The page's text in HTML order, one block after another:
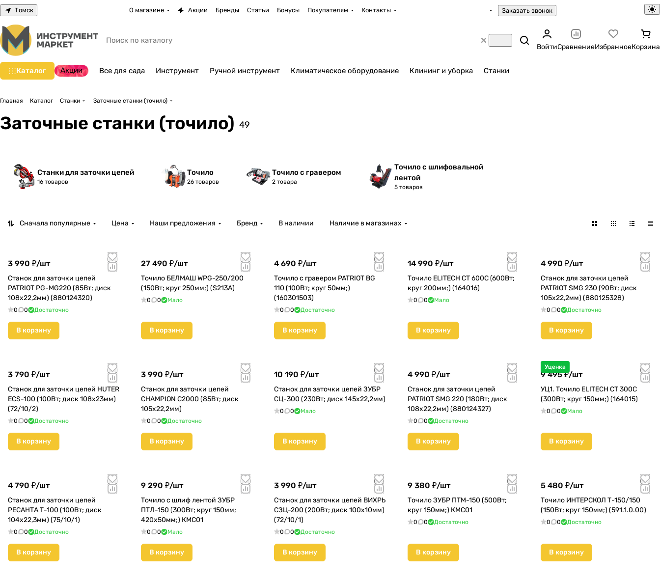
Томск О магазине Акции Бренды Статьи Бонусы Покупателям Контакты Заказать звонок
ВойтиСравнениеИзбранноеКорзина
Каталог Акции Все для сада Инструмент Ручной инструмент Климатическое оборудование Клининг и уборка Станки
Главная Каталог Станки Заточные станки (точило)
Заточные станки (точило) 49
Станки для заточки цепей
16 товаров
Точило
26 товаров
Точило с гравером
2 товара
Точило с шлифовальной
лентой
5 товаров
Сначала популярные Цена Наши предложения Бренд В наличии Наличие в магазинах
3 990 ₽/шт
Станок для заточки цепей
PATRIOT PG-MG220 (85Вт; диск
108х22,2мм) (880124320)
0 0 Достаточно
В корзину
27 490 ₽/шт
Точило БЕЛМАШ WPG-250/200
(150Вт; круг 250мм;) (S213A)
0 0 Мало
В корзину
4 690 ₽/шт
Точило с гравером PATRIOT BG
110 (100Вт; круг 50мм;)
(160301503)
0 0 Достаточно
В корзину
14 990 ₽/шт
Точило ELITECH CT 600C (600Вт;
круг 200мм;) (164016)
0 0 Мало
В корзину
4 990 ₽/шт
Станок для заточки цепей
PATRIOT SMG 230 (90Вт; диск
105х22,2мм) (880125328)
0 0 Достаточно
В корзину
3 790 ₽/шт
Станок для заточки цепей HUTER
ECS-100 (100Вт; диск 108х23мм)
(72/10/2)
0 0 Достаточно
В корзину
3 990 ₽/шт
Станок для заточки цепей
CHAMPION C2000 (85Вт; диск
105х22,2мм)
0 0 Достаточно
В корзину
10 190 ₽/шт
Станок для заточки цепей ЗУБР
СЦ-300 (230Вт; диск 145х22,2мм)
0 0 Мало
В корзину
4 990 ₽/шт
Станок для заточки цепей
PATRIOT SMG 220 (180Вт; диск
108х22,2мм) (880124327)
0 0 Достаточно
В корзину
Уценка
9 495 ₽/шт
УЦ1. Точило ELITECH CT 300C
(300Вт; круг 150мм;) (164015)
0 0 Мало
В корзину
4 790 ₽/шт
Станок для заточки цепей
РЕСАНТА Т-100 (100Вт; диск
104х22,3мм) (75/10/1)
0 0 Достаточно
В корзину
9 290 ₽/шт
Точило с шлиф лентой ЗУБР
ПТЛ-150 (300Вт; круг 150мм;
420х50мм;) КМС01
0 0 Мало
В корзину
3 990 ₽/шт
Станок для заточки цепей ВИХРЬ
СЗЦ-200 (200Вт; диск 100х10мм)
(72/10/1)
0 0 Достаточно
В корзину
9 380 ₽/шт
Точило ЗУБР ПТМ-150 (500Вт;
круг 150мм;) КМС01
0 0 Достаточно
В корзину
5 480 ₽/шт
Точило ИНТЕРСКОЛ Т-150/150
(150Вт; круг 150мм;) (591.1.0.00)
0 0 Достаточно
В корзину